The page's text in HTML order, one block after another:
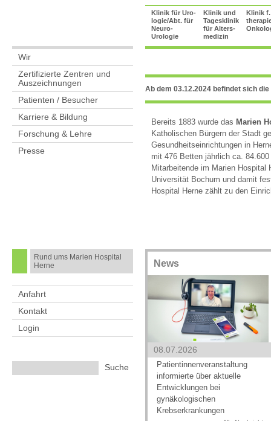
Klinik für Uro-
logie/Abt. für
Neuro-
Urologie
Klinik und
Tagesklinik
für Alters-
medizin
Klinik
Wir
Zertifizierte Zentren und
Auszeichnungen
Patienten / Besucher
Karriere & Bildung
Forschung & Lehre
Presse
Ab dem 03.12.2024 befindet sich
Bereits 1883 wurde das Marien
Katholischen Bürgern der Stadt
Gesundheitseinrichtungen in
mit 476 Betten jährlich ca.
Mitarbeitende im Marien
Universität Bochum und damit
Hospital Herne zählt zu den
Rund ums Marien Hospital
Herne
Anfahrt
Kontakt
Login
News
08.07.2026
Patientinnenveranstaltung
informierte über aktuelle
Entwicklungen bei
gynäkologischen
Krebserkrankungen